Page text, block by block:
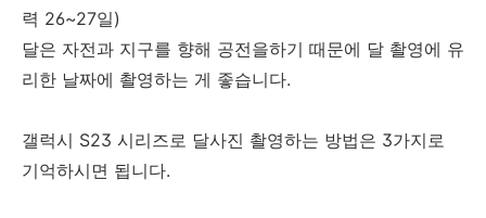
력 26~27일)
달은 자전과 지구를 향해 공전을하기 때문에 달 촬영에 유
리한 날짜에 촬영하는 게 좋습니다.
갤럭시 S23 시리즈로 달사진 촬영하는 방법은 3가지로
기억하시면 됩니다.